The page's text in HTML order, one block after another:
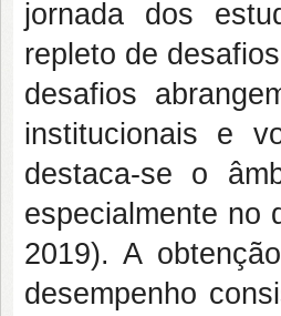
jornada dos
repleto de
desafios
institucionais e
destaca-se o
especialmente no
2019). A
desempenho